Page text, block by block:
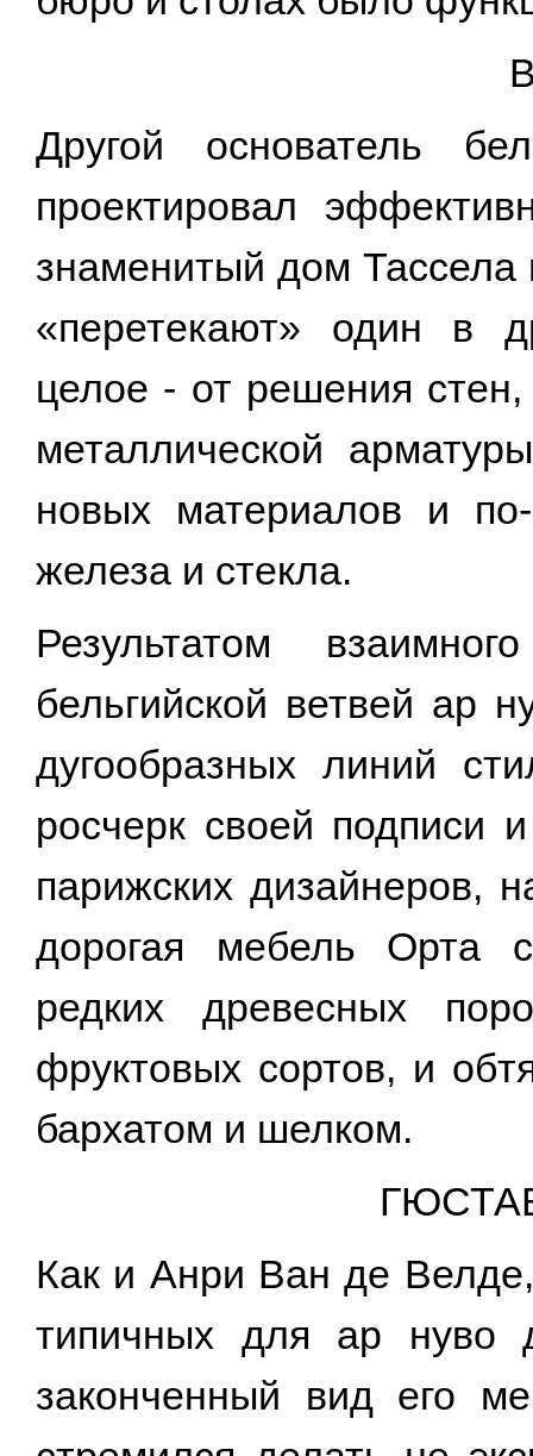
Другой основатель
проектировал
знаменитый дом Тассела
«перетекают» один в
целое - от решения
металлической
новых материалов и
железа и стекла.
Результатом
бельгийской ветвей ар
дугообразных линий
росчерк своей подписи
парижских дизайнеров,
дорогая мебель Орта
редких древесных
фруктовых сортов, и
бархатом и шелком.
Как и Анри Ван де
типичных для ар нуво
законченный вид его